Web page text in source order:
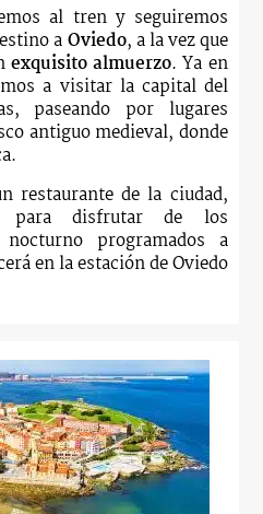
al tren y seguiremos
a Oviedo, a la vez que
exquisito almuerzo. Ya en
a visitar la capital del
paseando por lugares
antiguo medieval, donde
restaurante de la ciudad,
para disfrutar de los
programados a
en la estación de Oviedo